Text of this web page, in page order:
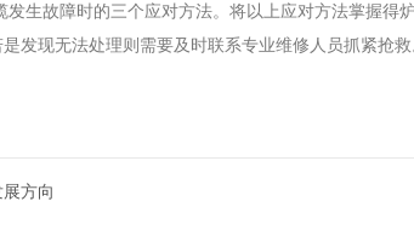
发生故障时的三个应对方法。将以上应对方法掌握得
发现无法处理则需要及时联系专业维修人员抓紧抢
方向